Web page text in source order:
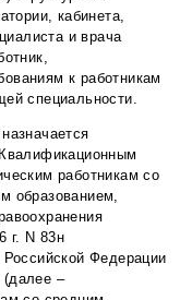
кабинета,
и врача
к работникам
специальности.
работникам со
образованием,
г. N 83н
Федерации
(далее –